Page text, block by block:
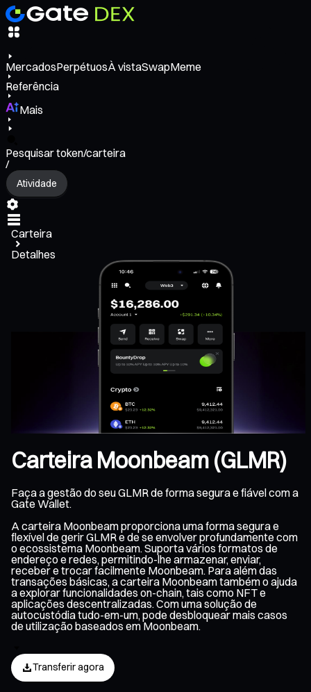
MercadosPerpétuosÀ vistaSwapMeme
Referência
Mais
Pesquisar token/carteira
/
Atividade
Carteira
Detalhes
Carteira Moonbeam (GLMR)
Faça a gestão do seu GLMR de forma segura e fiável com a
Gate Wallet.
A carteira Moonbeam proporciona uma forma segura e
flexível de gerir GLMR e de se envolver profundamente com
o ecossistema Moonbeam. Suporta vários formatos de
endereço e redes, permitindo-lhe armazenar, enviar,
receber e trocar facilmente Moonbeam. Para além das
transações básicas, a carteira Moonbeam também o ajuda
a explorar funcionalidades on-chain, tais como NFT e
aplicações descentralizadas. Com uma solução de
autocustódia tudo-em-um, pode desbloquear mais casos
de utilização baseados em Moonbeam.
Transferir agora